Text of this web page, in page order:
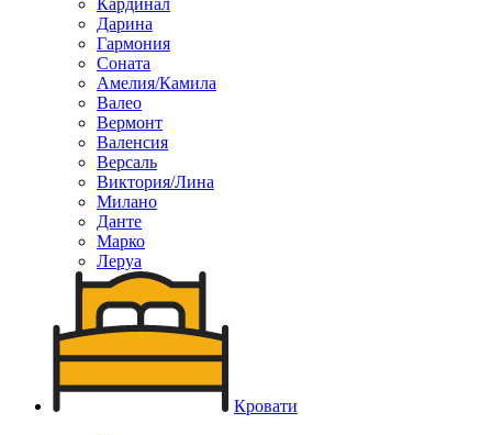
Кардинал
Дарина
Гармония
Соната
Амелия/Камила
Валео
Вермонт
Валенсия
Версаль
Виктория/Лина
Милано
Данте
Марко
Леруа
Кровати